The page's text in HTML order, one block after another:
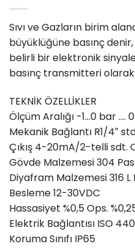
Sıvı ve Gazların birim
büyüklüğüne basınç denir,
belirli bir elektronik
basınç transmitteri olarak
TEKNİK ÖZELLİKLER
Ölçüm Aralığı -1…0 bar ….
Mekanik Bağlantı R1/4″
Çıkış 4-20mA/2-telli sdt.
Gövde Malzemesi 304
Diyafram Malzemesi 316
Besleme 12-30VDC
Hassasiyet %0,5 Ops.
Elektrik Bağlantısı ISO
Koruma Sınıfı IP65